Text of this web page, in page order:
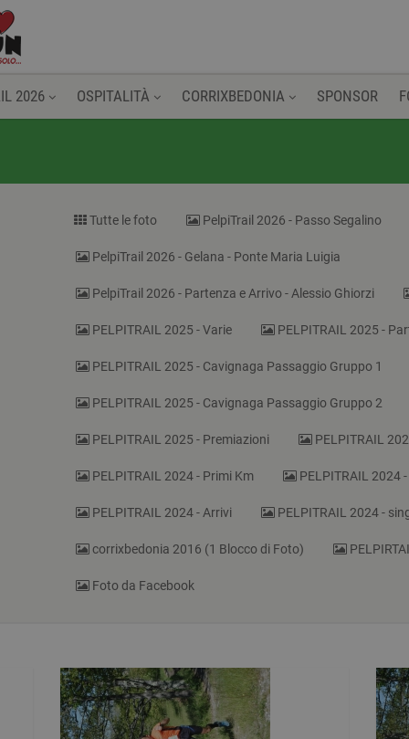
2026 OSPITALITÀ CORRIXBEDONIA SPONSOR
Tutte le foto PelpiTrail 2026 - Passo Segalino
PelpiTrail 2026 - Gelana - Ponte Maria Luigia
PelpiTrail 2026 - Partenza e Arrivo - Alessio Ghiorzi
PELPITRAIL 2025 - Varie PELPITRAIL 2025 -
PELPITRAIL 2025 - Cavignaga Passaggio Gruppo 1
PELPITRAIL 2025 - Cavignaga Passaggio Gruppo 2
PELPITRAIL 2025 - Premiazioni PELPITRAIL
PELPITRAIL 2024 - Primi Km PELPITRAIL 2024
PELPITRAIL 2024 - Arrivi PELPITRAIL 2024 -
corrixbedonia 2016 (1 Blocco di Foto)
Foto da Facebook